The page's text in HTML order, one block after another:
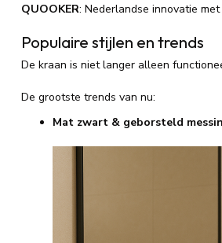
QUOOKER: Nederlandse innovatie
Populaire stijlen en trends
De kraan is niet langer alleen
De grootste trends van nu:
Mat zwart & geborsteld